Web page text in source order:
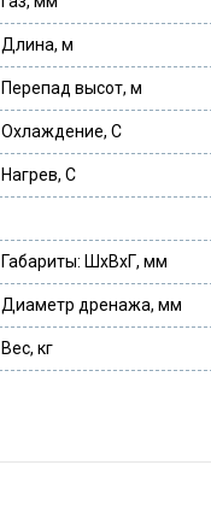
Длина, м
Перепад высот, м
Охлаждение, С
Нагрев, С
Габариты: ШхВхГ, мм
Диаметр дренажа, мм
Вес, кг